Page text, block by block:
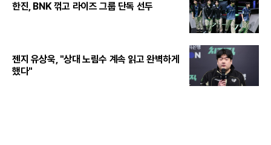
한진, BNK 꺾고 라이즈 그룹 단독 선두
젠지 유상욱, "상대 노림수 계속 읽고 완벽하게
했다"